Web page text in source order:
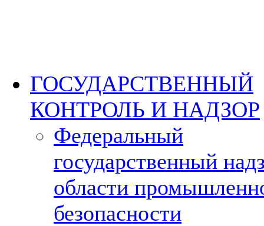
ГОСУДАРСТВЕННЫЙ
КОНТРОЛЬ И НАДЗОР
Федеральный
государственный
области
безопасности